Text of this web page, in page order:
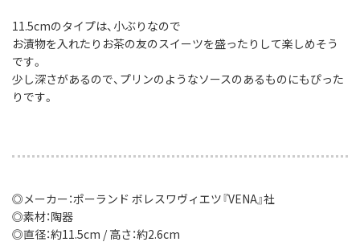
11.5cmのタイプは、小ぶりなので
お漬物を入れたりお茶の友のスイーツを盛ったりして楽しめそう
です。
少し深さがあるので、プリンのようなソースのあるものにもぴった
りです。
◎メーカー：ポーランド ボレスワヴィエツ『VENA』社
◎素材：陶器
◎直径：約11.5cm / 高さ：約2.6cm